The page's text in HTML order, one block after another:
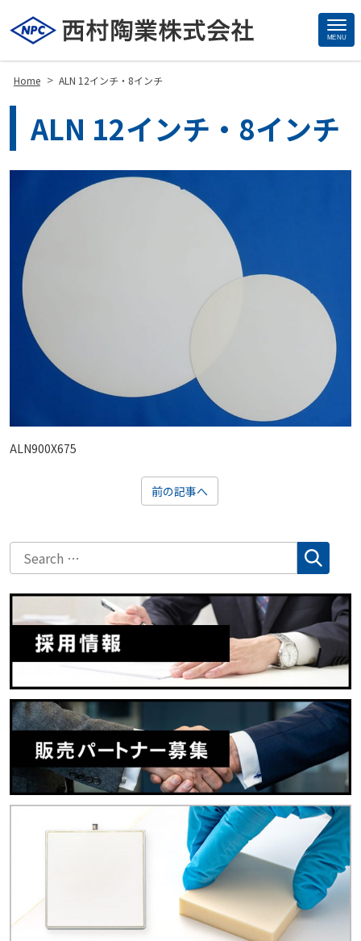
MENU
Home > ALN 12インチ・8インチ
ALN 12インチ・8インチ
ALN900X675
前の記事へ
Site
Footer